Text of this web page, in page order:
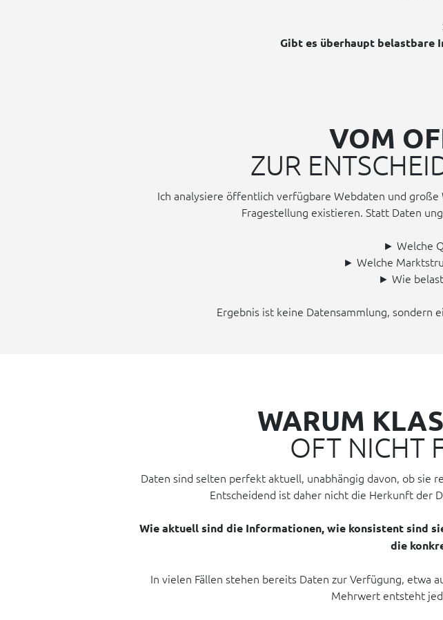
Gibt es überhaupt belastbare
VOM
ZUR
Ich analysiere öffentlich verfügbare Webdaten und
Fragestellung existieren. Statt Daten
► Welche
► Welche
► Wie
Ergebnis ist keine Datensammlung, sondern
WARUM
OFT NICHT
Daten sind selten perfekt aktuell, unabhängig davon, ob sie
Entscheidend ist daher nicht die Herkunft der
Wie aktuell sind die Informationen, wie konsistent sind
die
In vielen Fällen stehen bereits Daten zur Verfügung, etwa
Mehrwert entsteht